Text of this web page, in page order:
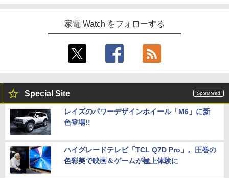
家電 Watch をフォローする
Special Site
レイズのパワーデザインホイール「M6」に新
色登場!!
ハイグレードテレビ「TCL Q7D Pro」。圧巻の
色彩美で映画＆ゲームが極上体験に